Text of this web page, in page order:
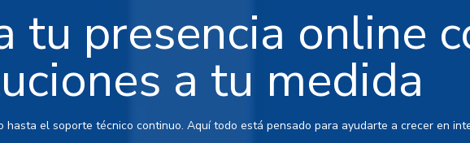
tu presencia online
a tu medida
hasta el soporte técnico continuo. Aquí todo está pensado para ayudarte a crecer en